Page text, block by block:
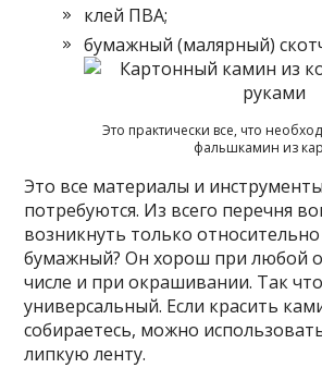
клей ПВА;
бумажный (малярный)
Это практически все, что
фальшкамин из
Это все материалы и
потребуются. Из всего перечня
возникнуть только
бумажный? Он хорош при любой
числе и при окрашивании. Так
универсальный. Если красить
собираетесь, можно
липкую ленту.